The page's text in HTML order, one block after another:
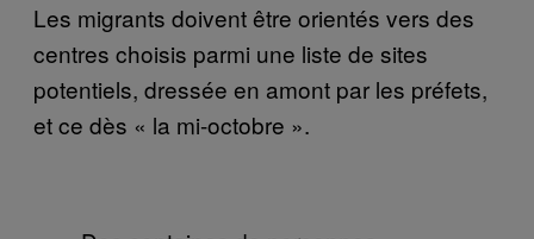
Les migrants doivent être orientés vers des
centres choisis parmi une liste de sites
potentiels, dressée en amont par les préfets,
et ce dès « la mi-octobre ».